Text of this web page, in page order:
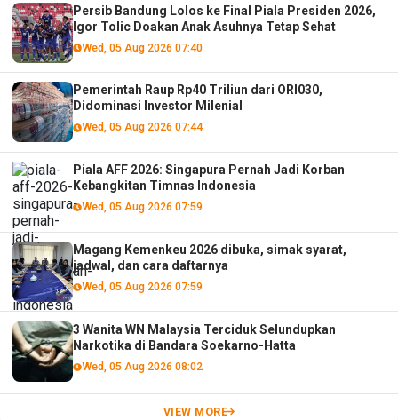
Persib Bandung Lolos ke Final Piala Presiden 2026,
Igor Tolic Doakan Anak Asuhnya Tetap Sehat
Wed, 05 Aug 2026 07:40
Pemerintah Raup Rp40 Triliun dari ORI030,
Didominasi Investor Milenial
Wed, 05 Aug 2026 07:44
Piala AFF 2026: Singapura Pernah Jadi Korban
Kebangkitan Timnas Indonesia
Wed, 05 Aug 2026 07:59
Magang Kemenkeu 2026 dibuka, simak syarat,
jadwal, dan cara daftarnya
Wed, 05 Aug 2026 07:59
3 Wanita WN Malaysia Terciduk Selundupkan
Narkotika di Bandara Soekarno-Hatta
Wed, 05 Aug 2026 08:02
VIEW MORE